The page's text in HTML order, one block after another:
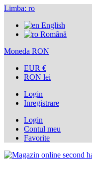
Limba: ro
English
Română
Moneda RON
EUR €
RON lei
Login
Inregistrare
Login
Contul meu
Favorite